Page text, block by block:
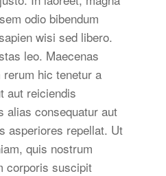
odio bibendum
wisi sed libero.
leo. Maecenas
hic tenetur a
aut reiciendis
alias consequatur aut
asperiores repellat. Ut
quis nostrum
corporis suscipit